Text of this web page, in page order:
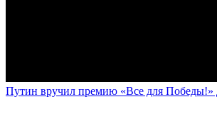
Путин вручил премию «Все для Победы!»